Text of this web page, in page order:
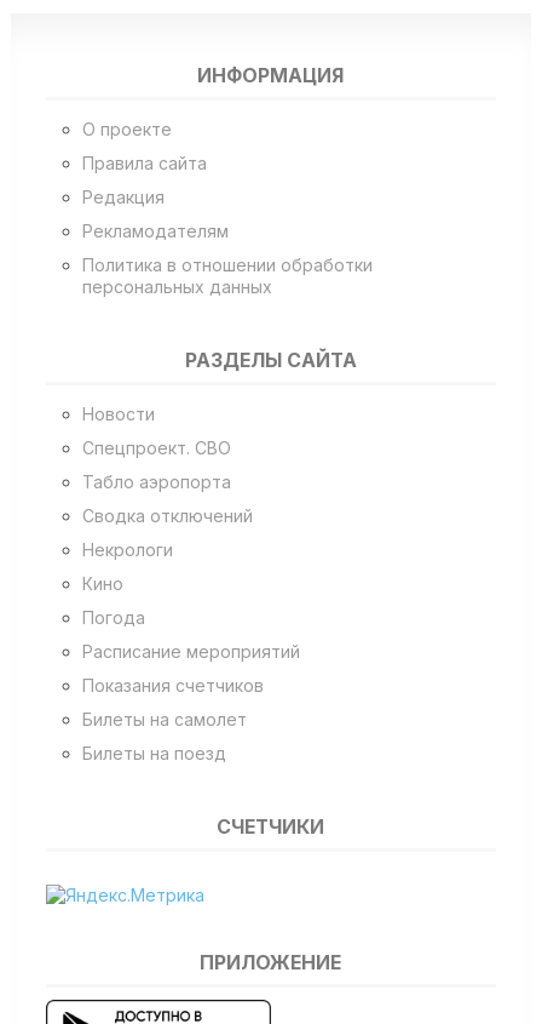
ИНФОРМАЦИЯ
О проекте
Правила сайта
Редакция
Рекламодателям
Политика в отношении обработки
персональных данных
РАЗДЕЛЫ САЙТА
Новости
Спецпроект. СВО
Табло аэропорта
Сводка отключений
Некрологи
Кино
Погода
Расписание мероприятий
Показания счетчиков
Билеты на самолет
Билеты на поезд
СЧЕТЧИКИ
ПРИЛОЖЕНИЕ